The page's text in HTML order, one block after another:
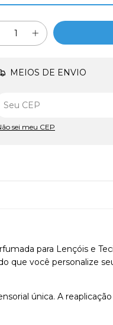
MEIOS DE ENVIO
sei meu CEP
para Lençóis e
que você personalize
única. A